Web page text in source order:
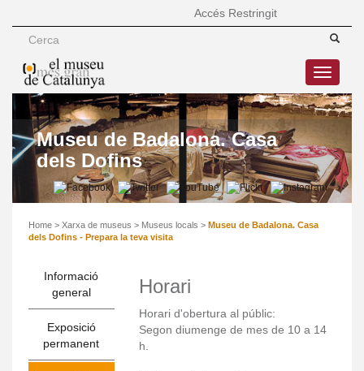
Accés Restringit
Toggle
Museu de Badalona. Casa
dels Dofins
Home > Xarxa de museus > Museus locals > Museu de Badalona. Casa
dels Dofins - Prepara la teva visita
Informació
general
Exposició
permanent
Horari
Horari d'obertura al públic:
Segon diumenge de mes de 10 a 14
h.